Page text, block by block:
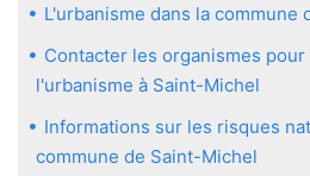
L'urbanisme dans la commune
Contacter les organismes
l'urbanisme à Saint-Michel
Informations sur les risques
commune de Saint-Michel